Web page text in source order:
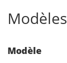
Modèle